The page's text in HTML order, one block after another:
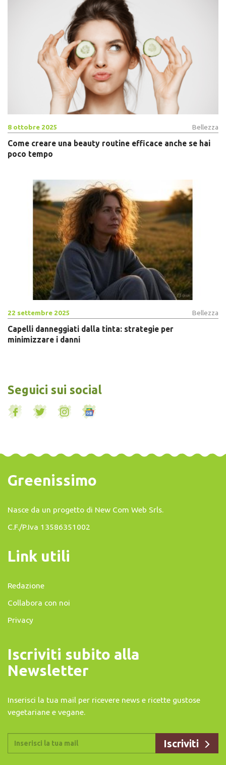
8 ottobre 2025 Bellezza
Come creare una beauty routine efficace anche se hai
poco tempo
22 settembre 2025 Bellezza
Capelli danneggiati dalla tinta: strategie per
minimizzare i danni
Seguici sui social
Greenissimo
Nasce da un progetto di New Com Web Srls.
C.F./P.Iva 13586351002
Link utili
Redazione
Collabora con noi
Privacy
Iscriviti subito alla
Newsletter
Inserisci la tua mail per ricevere news e ricette gustose
vegetariane e vegane.